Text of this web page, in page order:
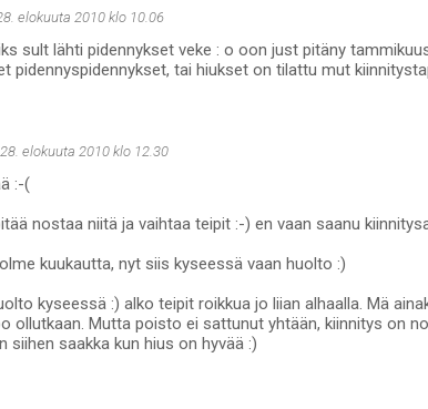
elokuuta 2010 klo 10.06
sult lähti pidennykset veke : o oon just pitäny
pidennyspidennykset, tai hiukset on tilattu mut
28. elokuuta 2010 klo 12.30
:-(
nostaa niitä ja vaihtaa teipit :-) en vaan saanu
kuukautta, nyt siis kyseessä vaan huolto :)
kyseessä :) alko teipit roikkua jo liian alhaalla. Mä
ollutkaan. Mutta poisto ei sattunut yhtään, kiinnitys on
siihen saakka kun hius on hyvää :)